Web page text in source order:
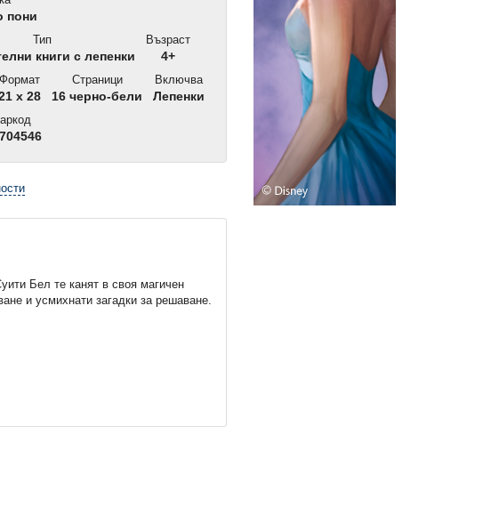
пони
Тип
книги с лепенки
Възраст
4+
Формат
x 28
Страници
16 черно-бели
Включва
Лепенки
Бел те канят в своя магичен
и усмихнати загадки за решаване.